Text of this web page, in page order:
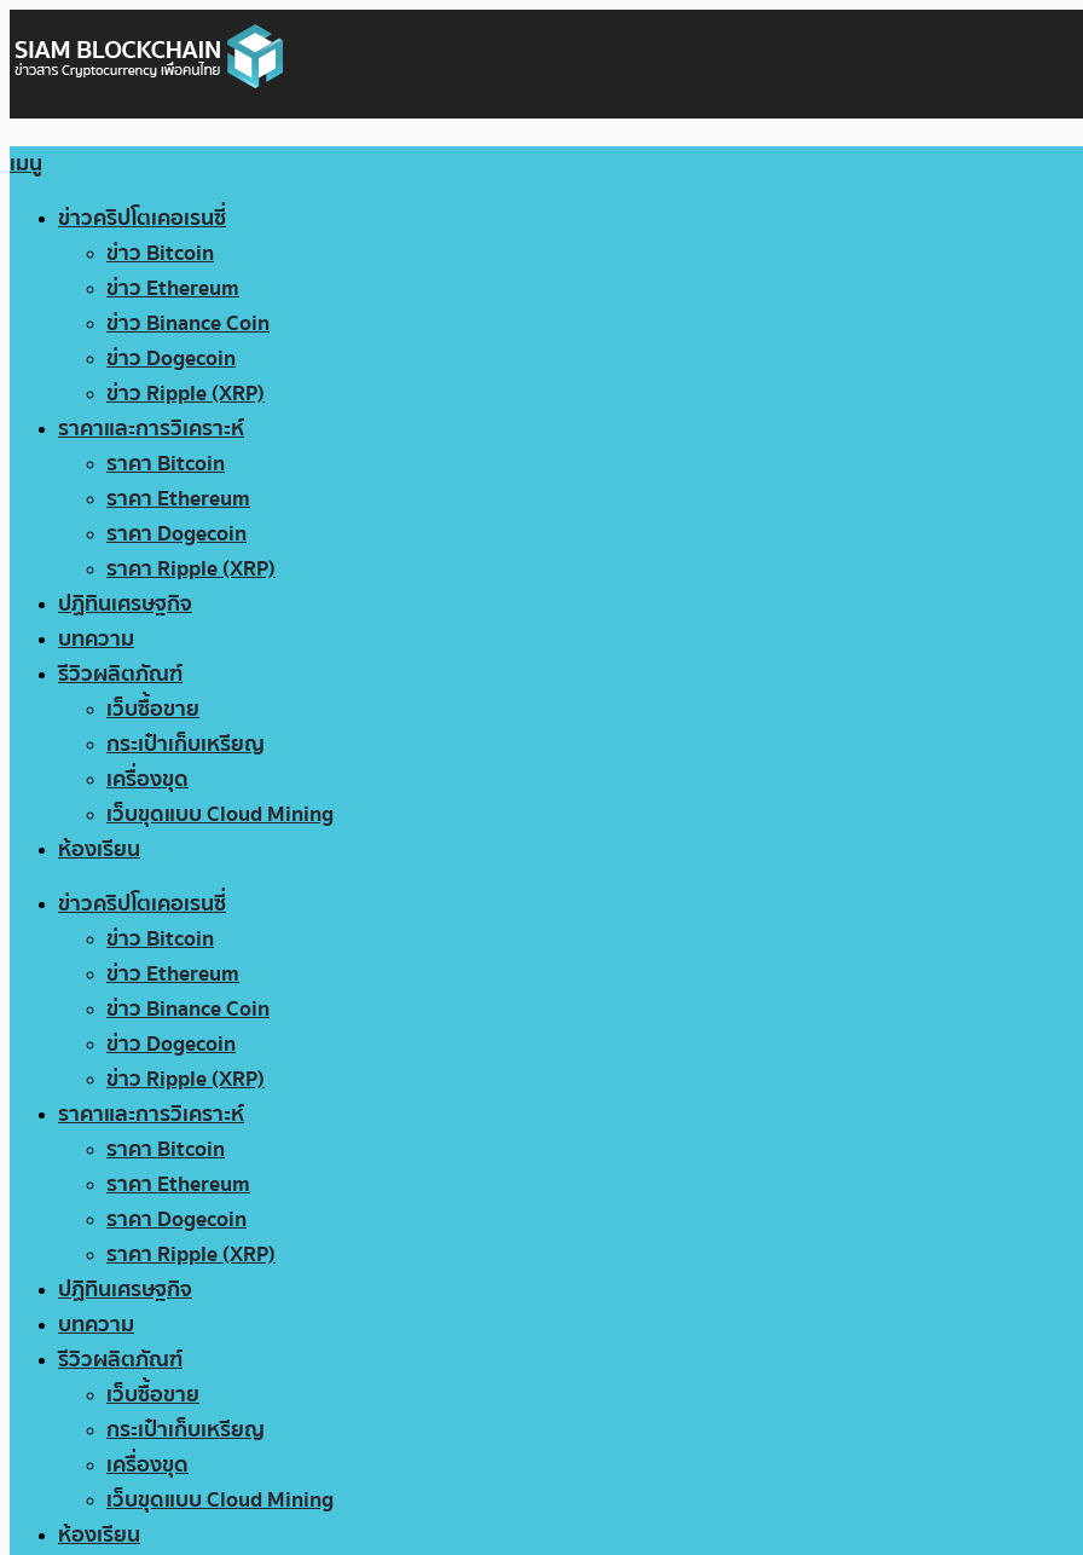
เมนู
ข่าวคริปโตเคอเรนซี่
ข่าว Bitcoin
ข่าว Ethereum
ข่าว Binance Coin
ข่าว Dogecoin
ข่าว Ripple (XRP)
ราคาและการวิเคราะห์
ราคา Bitcoin
ราคา Ethereum
ราคา Dogecoin
ราคา Ripple (XRP)
ปฏิทินเศรษฐกิจ
บทความ
รีวิวผลิตภัณฑ์
เว็บซื้อขาย
กระเป๋าเก็บเหรียญ
เครื่องขุด
เว็บขุดแบบ Cloud Mining
ห้องเรียน
ข่าวคริปโตเคอเรนซี่
ข่าว Bitcoin
ข่าว Ethereum
ข่าว Binance Coin
ข่าว Dogecoin
ข่าว Ripple (XRP)
ราคาและการวิเคราะห์
ราคา Bitcoin
ราคา Ethereum
ราคา Dogecoin
ราคา Ripple (XRP)
ปฏิทินเศรษฐกิจ
บทความ
รีวิวผลิตภัณฑ์
เว็บซื้อขาย
กระเป๋าเก็บเหรียญ
เครื่องขุด
เว็บขุดแบบ Cloud Mining
ห้องเรียน